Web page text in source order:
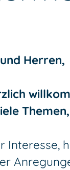
Herren,
Interesse,